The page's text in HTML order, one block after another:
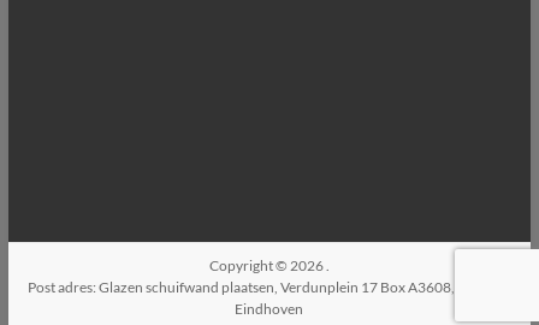
Copyright © 2026
Post adres: Glazen schuifwand plaatsen, Verdunplein 17 Box A3608, 5627SZ,
Eindhoven